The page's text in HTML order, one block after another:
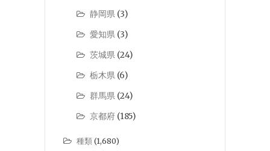
静岡県 (3)
愛知県 (3)
茨城県 (24)
栃木県 (6)
群馬県 (24)
京都府 (185)
種類(1,680)